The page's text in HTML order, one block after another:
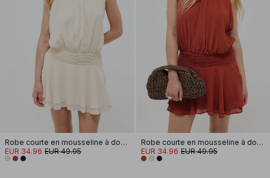
Robe courte en mousseline à dos nu
EUR 34.96 EUR 49.95
Robe courte en mousseline à dos nu
EUR 34.96 EUR 49.95